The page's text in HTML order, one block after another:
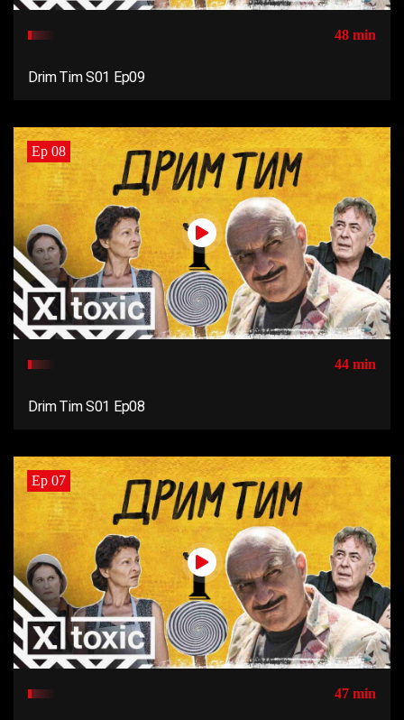
48 min
Drim Tim S01 Ep09
Ep 08
44 min
Drim Tim S01 Ep08
Ep 07
47 min